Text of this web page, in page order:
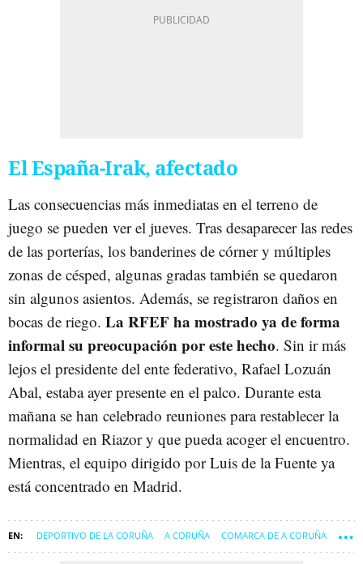
El España-Irak, afectado
Las consecuencias más inmediatas en el terreno de
juego se pueden ver el jueves. Tras desaparecer las redes
de las porterías, los banderines de córner y múltiples
zonas de césped, algunas gradas también se quedaron
sin algunos asientos. Además, se registraron daños en
bocas de riego. La RFEF ha mostrado ya de forma
informal su preocupación por este hecho. Sin ir más
lejos el presidente del ente federativo, Rafael Lozuán
Abal, estaba ayer presente en el palco. Durante esta
mañana se han celebrado reuniones para restablecer la
normalidad en Riazor y que pueda acoger el encuentro.
Mientras, el equipo dirigido por Luis de la Fuente ya
está concentrado en Madrid.
DEPORTIVO DE LA CORUÑA A CORUÑA COMARCA DE A CORUÑA